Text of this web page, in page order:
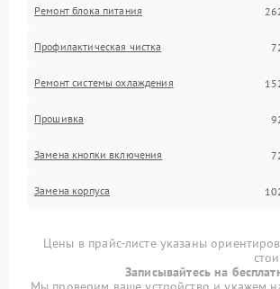
Ремонт блока питания
Профилактическая чистка
Ремонт системы охлаждения
Прошивка
Замена кнопки включения
Замена корпуса
Цены в прайс-листе указаны
Записывайтесь на